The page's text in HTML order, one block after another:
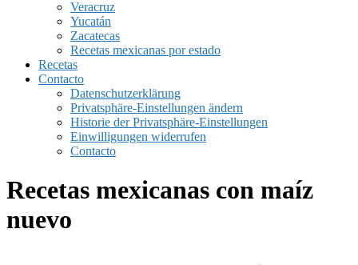
Veracruz
Yucatán
Zacatecas
Recetas mexicanas por estado
Recetas
Contacto
Datenschutzerklärung
Privatsphäre-Einstellungen ändern
Historie der Privatsphäre-Einstellungen
Einwilligungen widerrufen
Contacto
Recetas mexicanas con maíz
nuevo